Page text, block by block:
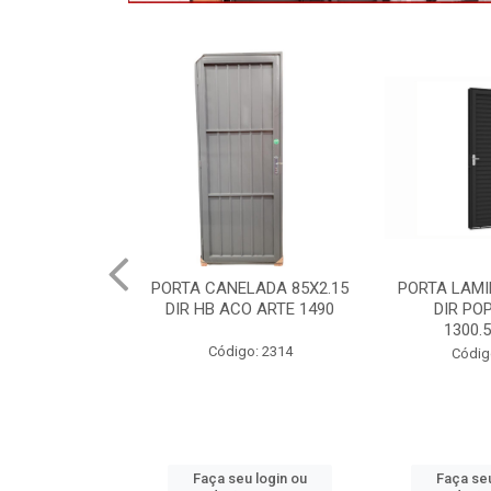
PORTA LAMINADA 60X215
DIR POP/MIX HB
Código: 2340
Faça seu login ou
MAXIMOAR
QUAD
Faça